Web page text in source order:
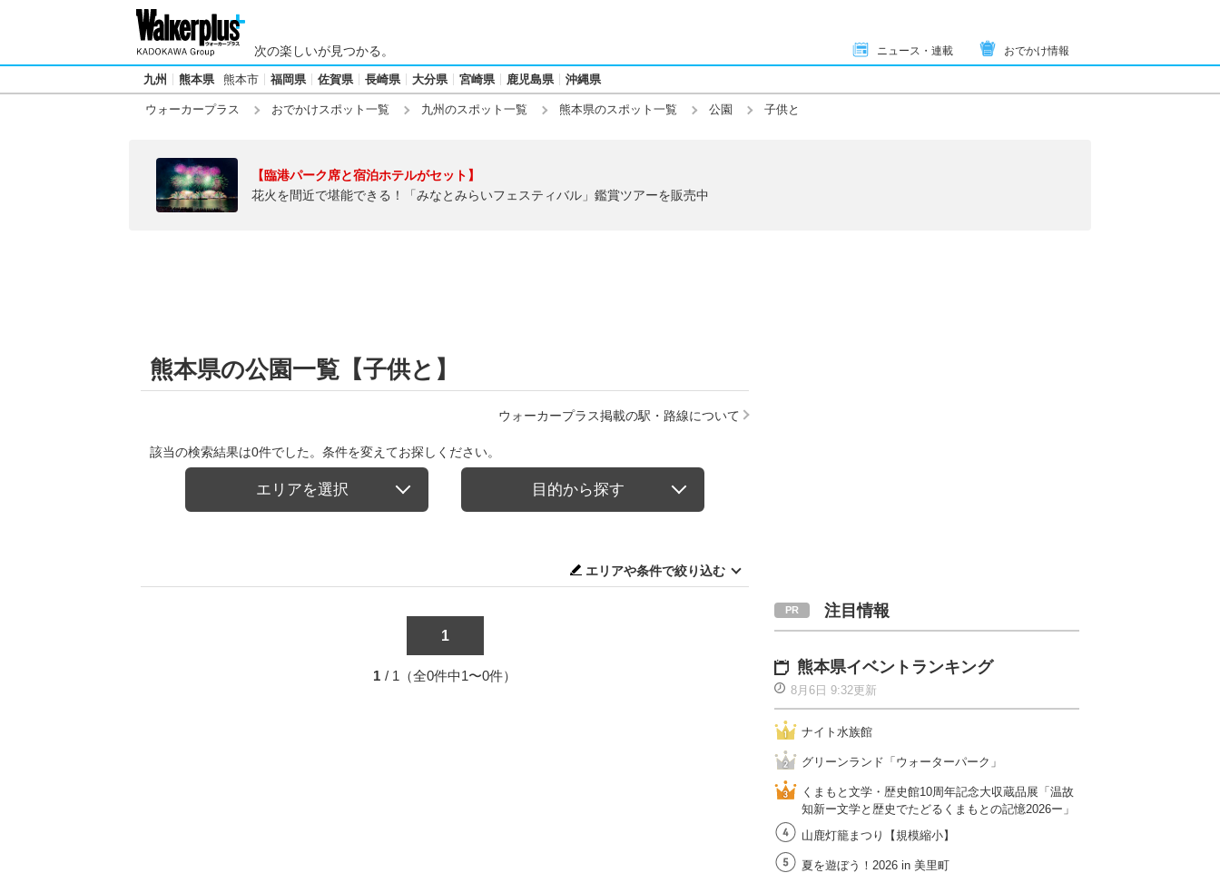
次の楽しいが見つかる。 ニュース・連載 おでかけ情報
九州 熊本県 熊本市 福岡県 佐賀県 長崎県 大分県 宮崎県 鹿児島県 沖縄県
ウォーカープラス おでかけスポット一覧 九州のスポット一覧 熊本県のスポット一覧 公園 子供と
【臨港パーク席と宿泊ホテルがセット】
花火を間近で堪能できる！「みなとみらいフェスティバル」鑑賞ツアーを販売中
熊本県の公園一覧【子供と】
ウォーカープラス掲載の駅・路線について
該当の検索結果は0件でした。条件を変えてお探しください。
エリアを選択 目的から探す
エリアや条件で絞り込む
1
1 / 1（全0件中1〜0件）
注目情報
熊本県イベントランキング
8月6日 9:32更新
ナイト水族館
グリーンランド「ウォーターパーク」
くまもと文学・歴史館10周年記念大収蔵品展「温故
知新ー文学と歴史でたどるくまもとの記憶2026ー」
山鹿灯籠まつり【規模縮小】
夏を遊ぼう！2026 in 美里町